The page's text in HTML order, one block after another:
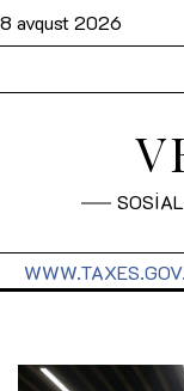
8 avqust 2026